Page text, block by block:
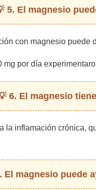
5. El magnesio
con magnesio puede
mg por día
6. El magnesio
la inflamación crónica,
El magnesio puede